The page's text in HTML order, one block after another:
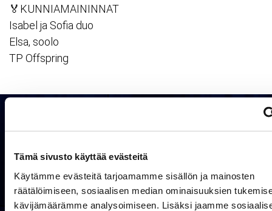
Tämä sivusto käyttää evästeitä
Käytämme evästeitä tarjoamamme sisällön ja mainosten
räätälöimiseen, sosiaalisen median ominaisuuksien
kävijämäärämme analysoimiseen. Lisäksi jaamme
🏅KUNNIAMAININNAT
Isabel ja Sofia duo
Elsa, soolo
TP Offspring